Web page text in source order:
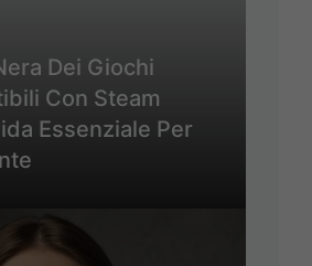
Dei Giochi
Con Steam
Essenziale Per